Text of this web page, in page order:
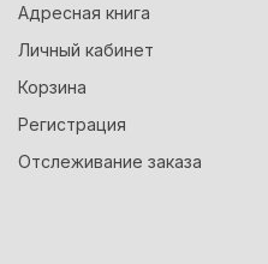
Адресная книга
Личный кабинет
Корзина
Регистрация
Отслеживание заказа